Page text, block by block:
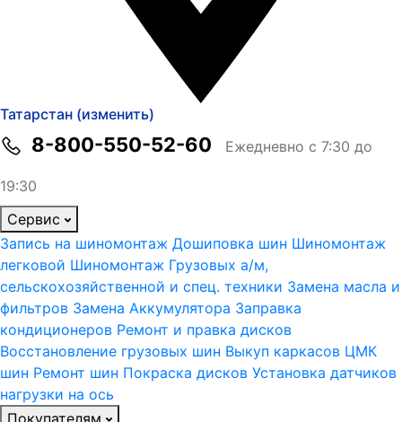
Татарстан (изменить)
8-800-550-52-60 Ежедневно с 7:30 до
19:30
Сервис
Запись на шиномонтаж Дошиповка шин Шиномонтаж
легковой Шиномонтаж Грузовых а/м,
сельскохозяйственной и спец. техники Замена масла и
фильтров Замена Аккумулятора Заправка
кондиционеров Ремонт и правка дисков
Восстановление грузовых шин Выкуп каркасов ЦМК
шин Ремонт шин Покраска дисков Установка датчиков
нагрузки на ось
Покупателям